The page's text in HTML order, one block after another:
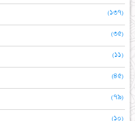
(১৩৭)
(৩৫)
(১১)
(৪৫)
(৭৯)
(১০)